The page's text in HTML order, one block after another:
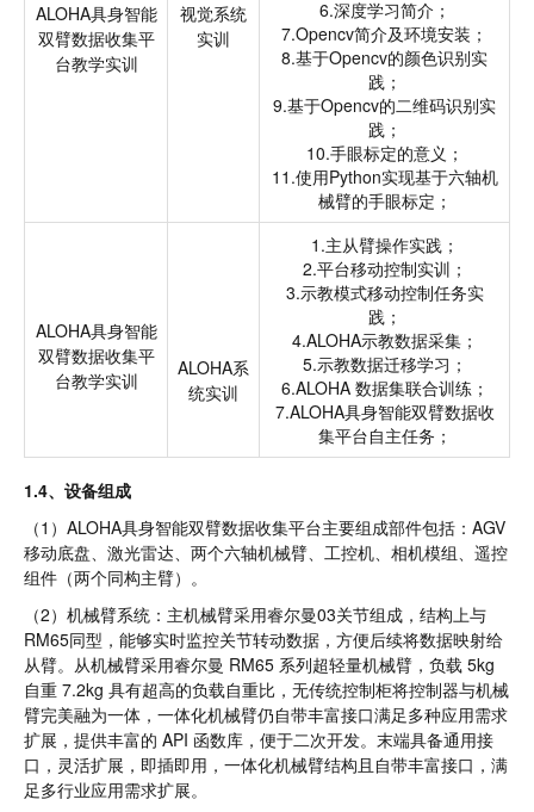
ALOHA具身智能
双臂数据收集平
台教学实训
视觉系统
实训
6.深度学习简介；
7.Opencv简介及环境安装；
8.基于Opencv的颜色识别实
践；
9.基于Opencv的二维码识别实
践；
10.手眼标定的意义；
11.使用Python实现基于六轴机
械臂的手眼标定；
ALOHA具身智能
双臂数据收集平
台教学实训
ALOHA系
统实训
1.主从臂操作实践；
2.平台移动控制实训；
3.示教模式移动控制任务实
践；
4.ALOHA示教数据采集；
5.示教数据迁移学习；
6.ALOHA 数据集联合训练；
7.ALOHA具身智能双臂数据收
集平台自主任务；
1.4、设备组成
（1）ALOHA具身智能双臂数据收集平台主要组成部件包括：AGV
移动底盘、激光雷达、两个六轴机械臂、工控机、相机模组、遥控
组件（两个同构主臂）。
（2）机械臂系统：主机械臂采用睿尔曼03关节组成，结构上与
RM65同型，能够实时监控关节转动数据，方便后续将数据映射给
从臂。从机械臂采用睿尔曼 RM65 系列超轻量机械臂，负载 5kg
自重 7.2kg 具有超高的负载自重比，无传统控制柜将控制器与机械
臂完美融为一体，一体化机械臂仍自带丰富接口满足多种应用需求
扩展，提供丰富的 API 函数库，便于二次开发。末端具备通用接
口，灵活扩展，即插即用，一体化机械臂结构且自带丰富接口，满
足多行业应用需求扩展。